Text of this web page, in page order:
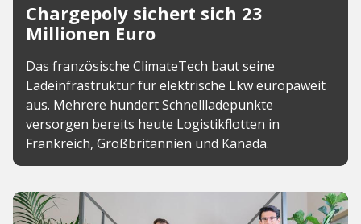
Chargepoly sichert sich 23
Millionen Euro
Das französische ClimateTech baut seine
Ladeinfrastruktur für elektrische Lkw europaweit
aus. Mehrere hundert Schnellladepunkte
versorgen bereits heute Logistikflotten in
Frankreich, Großbritannien und Kanada.